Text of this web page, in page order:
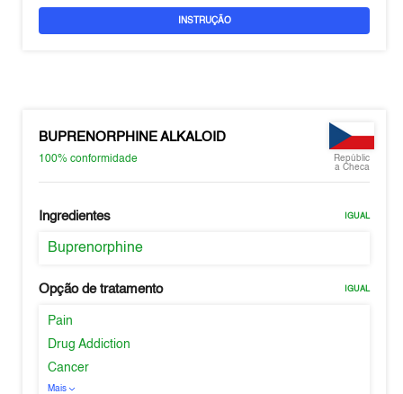
INSTRUÇÃO
BUPRENORPHINE ALKALOID
100%conformidade
Repúblic
a Checa
Ingredientes IGUAL
Buprenorphine
Opção de tratamento IGUAL
Pain
Drug Addiction
Cancer
Mais